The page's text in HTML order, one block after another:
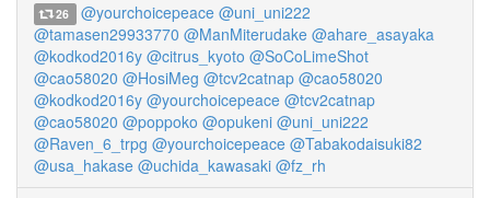
26 @yourchoicepeace @uni_uni222
@tamasen29933770 @ManMiterudake @ahare_asayaka
@kodkod2016y @citrus_kyoto @SoCoLimeShot
@cao58020 @HosiMeg @tcv2catnap @cao58020
@kodkod2016y @yourchoicepeace @tcv2catnap
@cao58020 @poppoko @opukeni @uni_uni222
@Raven_6_trpg @yourchoicepeace @Tabakodaisuki82
@usa_hakase @uchida_kawasaki @fz_rh